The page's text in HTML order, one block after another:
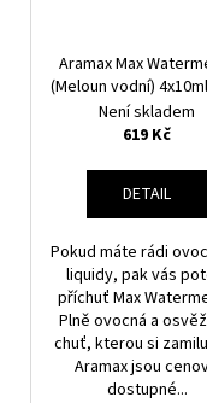
Aramax Max
(Meloun vodní)
Není skladem
619 Kč
DETAIL
Pokud máte rádi
liquidy, pak vás
příchuť Max
Plně ovocná a
chuť, kterou si
Aramax jsou
dostupné...